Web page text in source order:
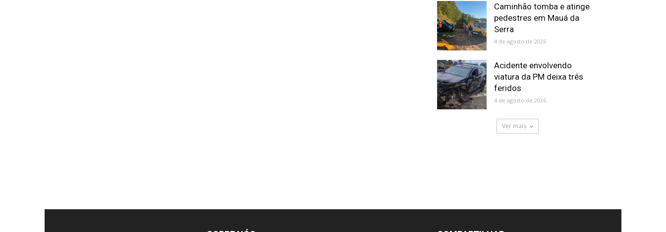
Caminhão tomba e atinge
pedestres em Mauá da
Serra
4 de agosto de 2026
Acidente envolvendo
viatura da PM deixa três
feridos
4 de agosto de 2026
Ver mais